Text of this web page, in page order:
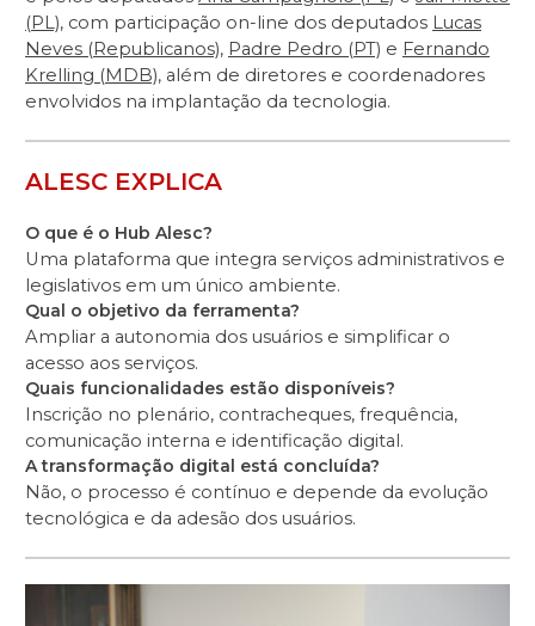
(PL), com participação on-line dos deputados Lucas
Neves (Republicanos), Padre Pedro (PT) e Fernando
Krelling (MDB), além de diretores e coordenadores
envolvidos na implantação da tecnologia.
ALESC EXPLICA
O que é o Hub Alesc?
Uma plataforma que integra serviços administrativos e
legislativos em um único ambiente.
Qual o objetivo da ferramenta?
Ampliar a autonomia dos usuários e simplificar o
acesso aos serviços.
Quais funcionalidades estão disponíveis?
Inscrição no plenário, contracheques, frequência,
comunicação interna e identificação digital.
A transformação digital está concluída?
Não, o processo é contínuo e depende da evolução
tecnológica e da adesão dos usuários.